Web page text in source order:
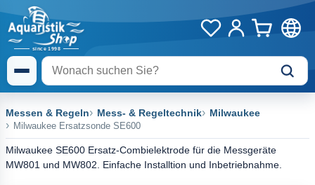
Messen & Regeln Mess- & Regeltechnik Milwaukee
Milwaukee Ersatzsonde SE600
Milwaukee SE600 Ersatz-Combielektrode für die Messgeräte
MW801 und MW802. Einfache Installtion und Inbetriebnahme.